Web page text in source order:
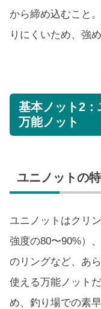
から締め込むこと
りにくいため、強
基本ノット2
万能ノット
ユニノットの
ユニノットはクリ
強度の80〜90%）
のリングなど、あ
使える万能ノット
め、釣り場での素